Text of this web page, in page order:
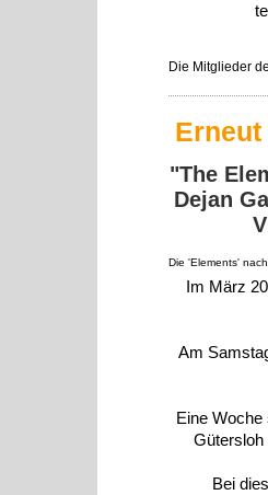
Die Mitglieder
"The
Dejan
Die 'Elements'
Im März
Am
Eine
Gütersloh
Bei